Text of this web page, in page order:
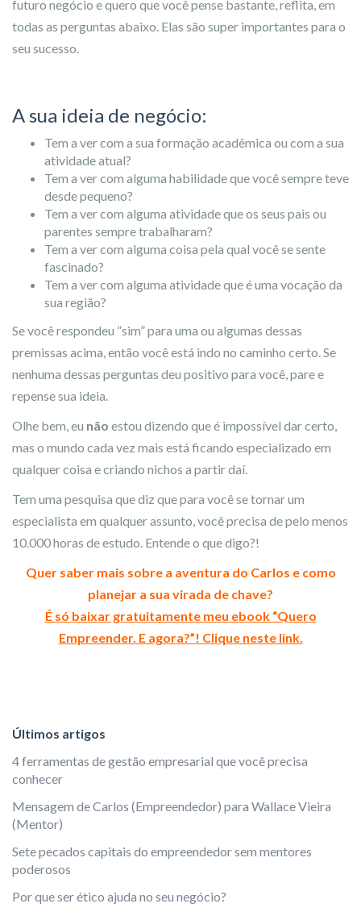
futuro negócio e quero que você pense bastante, reflita, em
todas as perguntas abaixo. Elas são super importantes para o
seu sucesso.
A sua ideia de negócio:
Tem a ver com a sua formação acadêmica ou com a sua
atividade atual?
Tem a ver com alguma habilidade que você sempre teve
desde pequeno?
Tem a ver com alguma atividade que os seus pais ou
parentes sempre trabalharam?
Tem a ver com alguma coisa pela qual você se sente
fascinado?
Tem a ver com alguma atividade que é uma vocação da
sua região?
Se você respondeu ”sim” para uma ou algumas dessas
premissas acima, então você está indo no caminho certo. Se
nenhuma dessas perguntas deu positivo para você, pare e
repense sua ideia.
Olhe bem, eu não estou dizendo que é impossível dar certo,
mas o mundo cada vez mais está ficando especializado em
qualquer coisa e criando nichos a partir daí.
Tem uma pesquisa que diz que para você se tornar um
especialista em qualquer assunto, você precisa de pelo menos
10.000 horas de estudo. Entende o que digo?!
Quer saber mais sobre a aventura do Carlos e como
planejar a sua virada de chave?
É só baixar gratuitamente meu ebook “Quero
Empreender. E agora?”! Clique neste link.
Últimos artigos
4 ferramentas de gestão empresarial que você precisa
conhecer
Mensagem de Carlos (Empreendedor) para Wallace Vieira
(Mentor)
Sete pecados capitais do empreendedor sem mentores
poderosos
Por que ser ético ajuda no seu negócio?